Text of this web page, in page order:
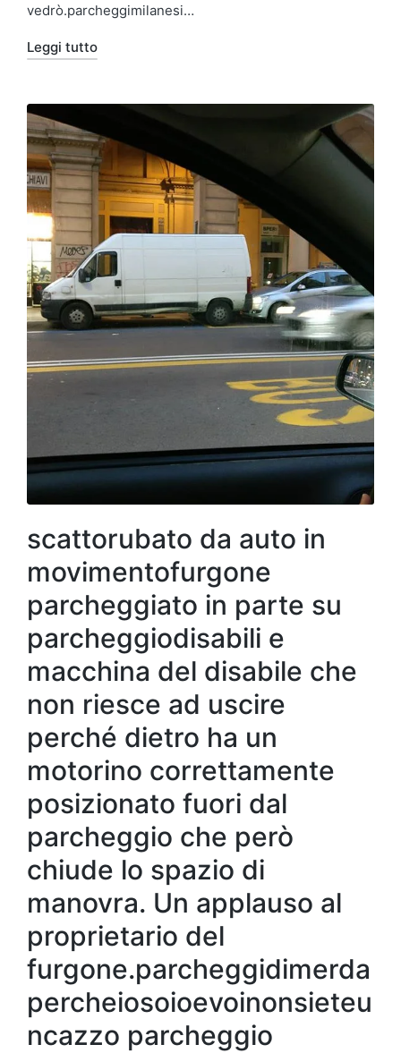
vedrò.parcheggimilanesi…
Leggi tutto
scattorubato da auto in
movimentofurgone
parcheggiato in parte su
parcheggiodisabili e
macchina del disabile che
non riesce ad uscire
perché dietro ha un
motorino correttamente
posizionato fuori dal
parcheggio che però
chiude lo spazio di
manovra. Un applauso al
proprietario del
furgone.parcheggidimerda
percheiosoioevoinonsieteu
ncazzo parcheggio